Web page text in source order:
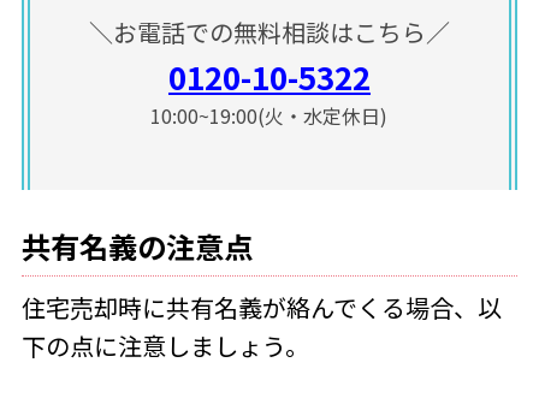
＼お電話での無料相談はこちら／
0120-10-5322
10:00~19:00(火・水定休日)
共有名義の注意点
住宅売却時に共有名義が絡んでくる場合、以
下の点に注意しましょう。